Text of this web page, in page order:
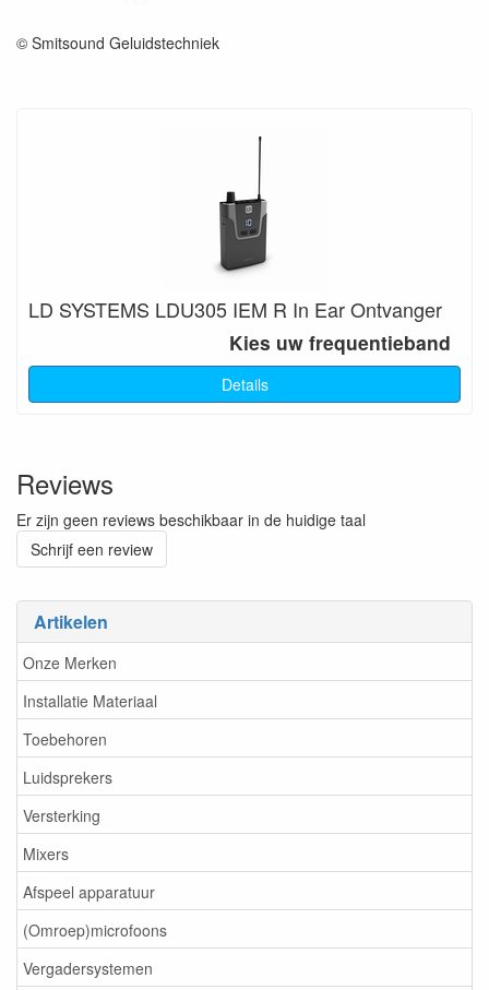
Artikelen
Onze Merken
Installatie Materiaal
Toebehoren
Luidsprekers
Versterking
Mixers
Afspeel apparatuur
(Omroep)microfoons
Vergadersystemen
© Smitsound Geluidstechniek
LD SYSTEMS LDU305 IEM R In Ear Ontvanger
Kies uw frequentieband
Details
Reviews
Er zijn geen reviews beschikbaar in de huidige taal
Schrijf een review